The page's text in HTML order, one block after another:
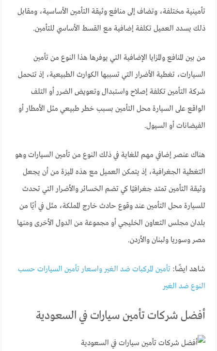
تأمينية مختلفة، وتضاف إلى منافع وثيقة التأمين الأساسية، ومقابل
ذلك يسدد العميل تكلفة إضافية مع القسط الأساسي للتأمين.
من بين المنافع والمزايا الإضافية التي يوفرها هذا النوع من تأمين
السيارات، تغطية الأضرار التي تسببها الكوارث الطبيعية، إذ تتحمل
شركة التأمين تكلفة إصلاح واستبدال وتعويض الضرر أو التلف
الواقع على السيارة محل التأمين بسبب خطر طبيعي مثل الأمطار أو
الفيضانات أو السيول.
هناك عنصر إضافي مهم للغاية في ذلك النوع من تأمين السيارات وهو
التغطية الجغرافية، إذ يتمكن العميل مع هذه الميزة من أن يجعل
وثيقة التأمين تمتد جغرافيًا كي تضم الخسائر والأضرار التي تحدث
للسيارة محل التأمين عند وقوع حادث خارج المملكة، مثل في أيًا من
بلدان مجلس التعاون الخليجي أو مجموعة من الدول الأخرى ومنها
مصر وسوريا ولبنان والأردن.
شاهد ايضًا:تأمين المركبات ضد الغير واسعار تأمين السيارات حسب
النوع ضد الغير
أفضل شركات تأمين سيارات في السعودية